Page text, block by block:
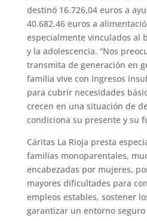
destinó 16.726,04 euros a
40.682,46 euros a
especialmente vinculados al
y la adolescencia. “Nos
transmita de generación en
familia vive con ingresos
para cubrir necesidades
crecen en una situación de
condiciona su presente y su
Cáritas La Rioja presta
familias monoparentales,
encabezadas por mujeres,
mayores dificultades para
empleos estables, sostener
garantizar un entorno